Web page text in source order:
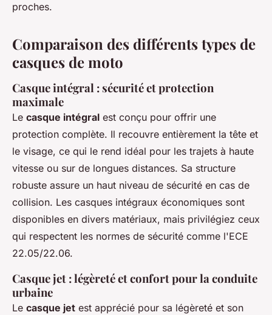
proches.
Comparaison des différents types de
casques de moto
Casque intégral : sécurité et protection
maximale
Le casque intégral est conçu pour offrir une
protection complète. Il recouvre entièrement la tête et
le visage, ce qui le rend idéal pour les trajets à haute
vitesse ou sur de longues distances. Sa structure
robuste assure un haut niveau de sécurité en cas de
collision. Les casques intégraux économiques sont
disponibles en divers matériaux, mais privilégiez ceux
qui respectent les normes de sécurité comme l'ECE
22.05/22.06.
Casque jet : légèreté et confort pour la conduite
urbaine
Le casque jet est apprécié pour sa légèreté et son